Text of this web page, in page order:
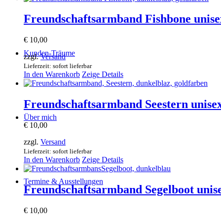
Kunden-Träume
Über mich
Termine & Ausstellungen
Freundschaftsarmband Fishbone
€ 10,00
zzgl.Versand
Lieferzeit: sofort lieferbar
In den Warenkorb Zeige Details
Freundschaftsarmband Seestern
€ 10,00
zzgl. Versand
Lieferzeit: sofort lieferbar
In den Warenkorb Zeige Details
Freundschaftsarmband Segelboot
€ 10,00